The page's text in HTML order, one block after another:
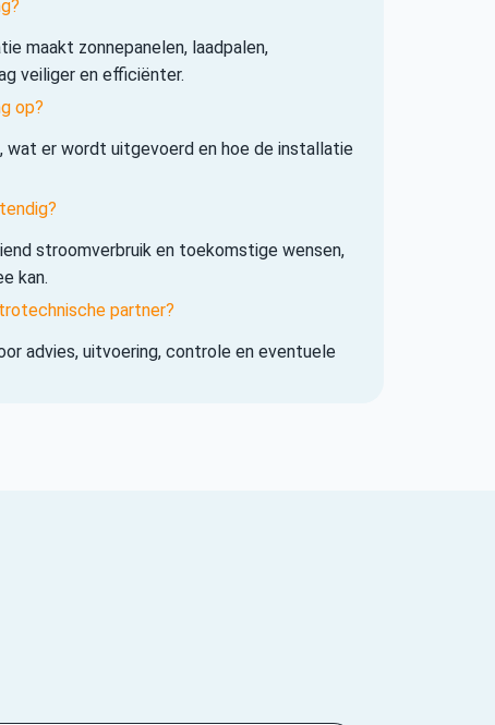
maakt zonnepanelen, laadpalen,
veiliger en efficiënter.
op?
wat er wordt uitgevoerd en hoe de installatie
stroomverbruik en toekomstige wensen,
kan.
partner?
advies, uitvoering, controle en eventuele